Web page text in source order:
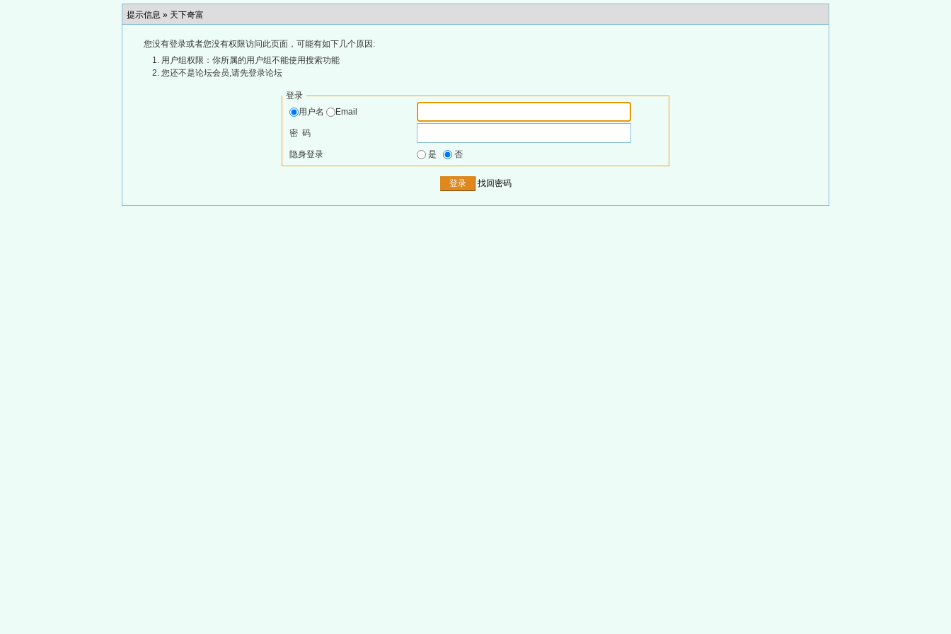
提示信息 » 天下奇富
您没有登录或者您没有权限访问此页面，可能有如下几个原因:
用户组权限：你所属的用户组不能使用搜索功能
您还不是论坛会员,请先登录论坛
登录
用户名
Email
密 码
隐身登录 是 否
找回密码